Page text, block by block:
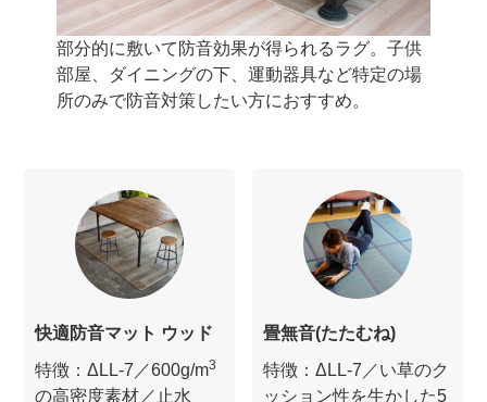
部分的に敷いて防音効果が得られるラグ。子供
部屋、ダイニングの下、運動器具など特定の場
所のみで防音対策したい方におすすめ。
快適防音マット ウッド
特徴：ΔLL-7／600g/m3
の高密度素材／止水
畳無音(たたむね)
特徴：ΔLL-7／い草のク
ッション性を生かした5